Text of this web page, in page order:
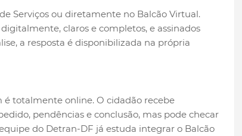
Serviços ou diretamente no Balcão Virtual.
claros e completos, e assinados
a resposta é disponibilizada na própria
totalmente online. O cidadão recebe
pendências e conclusão, mas pode checar
do Detran-DF já estuda integrar o Balcão